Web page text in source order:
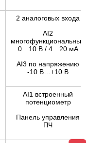
2 аналоговых входа
AI2
многофункциональный
0…10 В / 4…20 мА
AI3 по напряжению
-10 В…+10 В
AI1 встроенный
потенциометр
Панель управления
ПЧ